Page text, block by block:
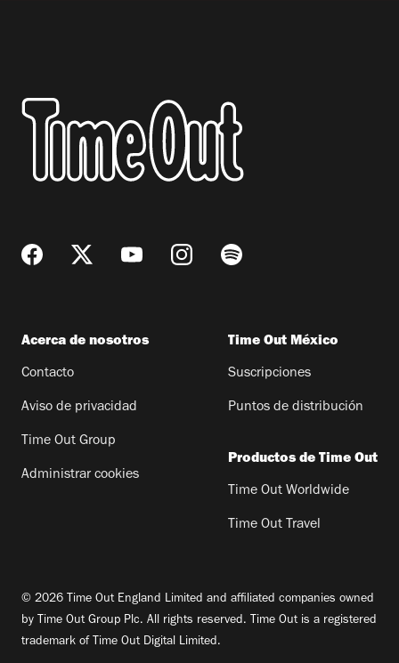
Acerca de nosotros
Contacto
Aviso de privacidad
Time Out Group
Administrar cookies
Time Out México
Suscripciones
Puntos de distribución
Productos de Time Out
Time Out Worldwide
Time Out Travel
© 2026 Time Out England Limited and affiliated companies owned
by Time Out Group Plc. All rights reserved. Time Out is a registered
trademark of Time Out Digital Limited.